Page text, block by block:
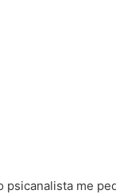
psicanalista me